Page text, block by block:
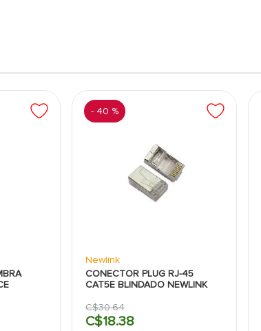
su uso tanto para técnicos especializados como
el cable y el equipo de red. Es ideal para quienes
al máximo el ancho de banda de conexiones de
archivos grandes y uso simultáneo de múltiples
hogares y centros de datos pequeños.
- 40 %
Newlink
CONECTOR PLUG RJ-45
CAT5E BLINDADO NEWLINK
C$30.64
C$18.38